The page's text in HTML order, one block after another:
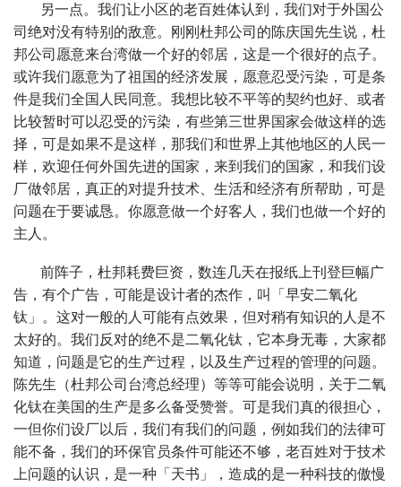
另一点。我们让小区的老百姓体认到，我们对于外国公
司绝对没有特别的敌意。刚刚杜邦公司的陈庆国先生说，杜
邦公司愿意来台湾做一个好的邻居，这是一个很好的点子。
或许我们愿意为了祖国的经济发展，愿意忍受污染，可是条
件是我们全国人民同意。我想比较不平等的契约也好、或者
比较暂时可以忍受的污染，有些第三世界国家会做这样的选
择，可是如果不是这样，那我们和世界上其他地区的人民一
样，欢迎任何外国先进的国家，来到我们的国家，和我们设
厂做邻居，真正的对提升技术、生活和经济有所帮助，可是
问题在于要诚恳。你愿意做一个好客人，我们也做一个好的
主人。
前阵子，杜邦耗费巨资，数连几天在报纸上刊登巨幅广
告，有个广告，可能是设计者的杰作，叫「早安二氧化
钛」。这对一般的人可能有点效果，但对稍有知识的人是不
太好的。我们反对的绝不是二氧化钛，它本身无毒，大家都
知道，问题是它的生产过程，以及生产过程的管理的问题。
陈先生（杜邦公司台湾总经理）等等可能会说明，关于二氧
化钛在美国的生产是多么备受赞誉。可是我们真的很担心，
一但你们设厂以后，我们有我们的问题，例如我们的法律可
能不备，我们的环保官员条件可能还不够，老百姓对于技术
上问题的认识，是一种「天书」，造成的是一种科技的傲慢